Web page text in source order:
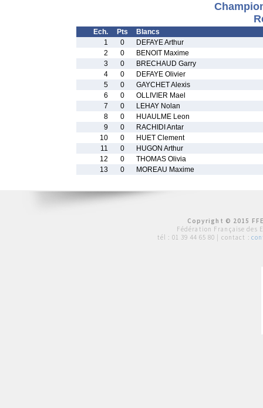
Ech. Pts
Blancs
1
0
DEFAYE Arthur
2
0
BENOIT Maxime
3
0
BRECHAUD Garry
4
0
DEFAYE Olivier
5
0
GAYCHET Alexis
6
0
OLLIVIER Mael
7
0
LEHAY Nolan
8
0
HUAULME Leon
9
0
RACHIDI Antar
10
0
HUET Clement
11
0
HUGON Arthur
12
0
THOMAS Olivia
13
0 MOREAU Maxime
Copyright © 2015
Fédération Française des
tél : 01 39 44 65 80 | contact :